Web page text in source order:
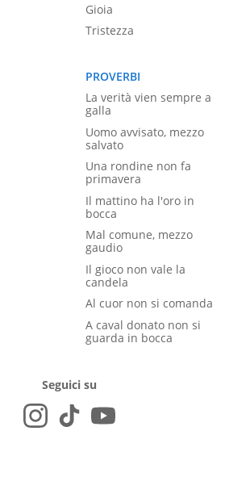
Gioia
Tristezza
PROVERBI
La verità vien sempre a
galla
Uomo avvisato, mezzo
salvato
Una rondine non fa
primavera
Il mattino ha l'oro in
bocca
Mal comune, mezzo
gaudio
Il gioco non vale la
candela
Al cuor non si comanda
A caval donato non si
guarda in bocca
Seguici su